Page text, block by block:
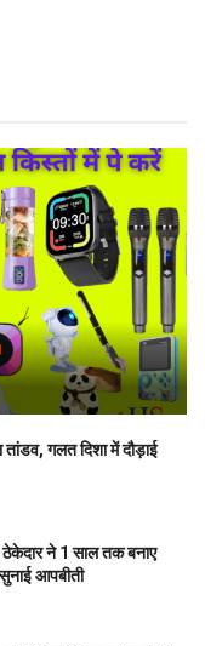
गलत दिशा में दौड़ाई
ठेकेदार ने 1 साल तक बनाए
आपबीती